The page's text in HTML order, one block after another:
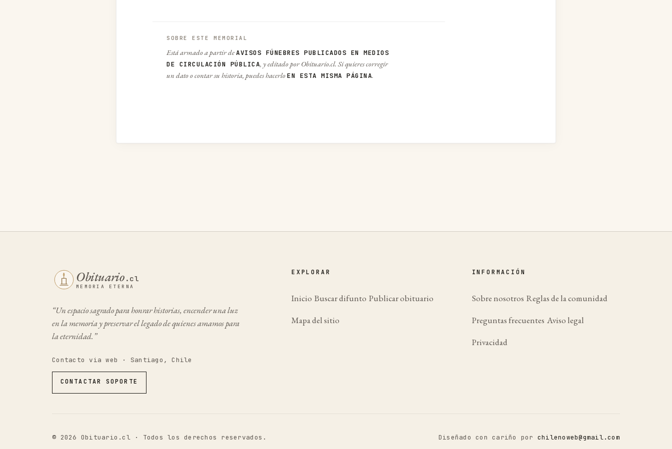
SOBRE ESTE MEMORIAL
Está armado a partir deAVISOS FÚNEBRES PUBLICADOS EN MEDIOS
DE CIRCULACIÓN PÚBLICA, y editado por Obituario.cl. Si quieres corregir
un dato o contar su historia, puedes hacerloEN ESTA MISMA PÁGINA.
Obituario .cl
MEMORIA ETERNA
“Un espacio sagrado para honrar historias, encender una luz
en la memoria y preservar el legado de quienes amamos para
la eternidad.”
Contacto via web · Santiago, Chile
CONTACTAR SOPORTE
EXPLORAR
Inicio Buscar difunto Publicar obituario
Mapa del sitio
INFORMACIÓN
Sobre nosotros Reglas de la comunidad
Preguntas frecuentes Aviso legal
Privacidad
© 2026 Obituario.cl · Todos los derechos reservados. Diseñado con cariño por chilenoweb@gmail.com